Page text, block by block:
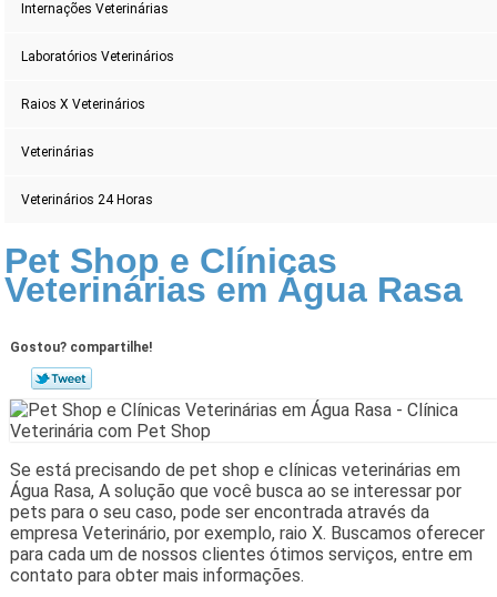
Internações Veterinárias
Laboratórios Veterinários
Raios X Veterinários
Veterinárias
Veterinários 24 Horas
Pet Shop e Clínicas
Veterinárias em Água Rasa
Gostou? compartilhe!
Se está precisando de pet shop e clínicas veterinárias em
Água Rasa, A solução que você busca ao se interessar por
pets para o seu caso, pode ser encontrada através da
empresa Veterinário, por exemplo, raio X. Buscamos oferecer
para cada um de nossos clientes ótimos serviços, entre em
contato para obter mais informações.